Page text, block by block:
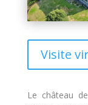
Visite
Le château